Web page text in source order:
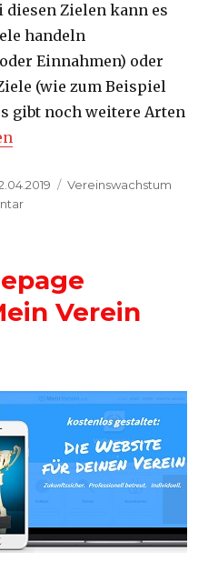
diesen Zielen kann es
handeln
Einnahmen) oder
(wie zum Beispiel
gibt noch weitere Arten
definieren“
Kategorien
Vereinswachstum
zu
definieren
Verein